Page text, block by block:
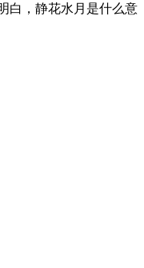
白，静花水月是什么意